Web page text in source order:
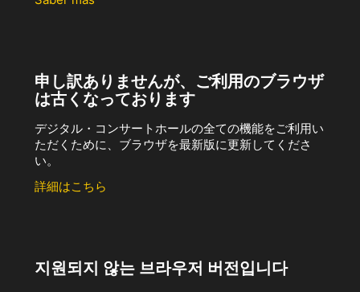
申し訳ありませんが、ご利用のブラウザ
は古くなっております
デジタル・コンサートホールの全ての機能をご利用い
ただくために、ブラウザを最新版に更新してくださ
い。
詳細はこちら
지원되지 않는 브라우저 버전입니다